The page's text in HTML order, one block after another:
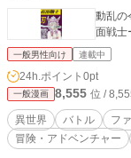
動乱の
面戦士
一般男性向け 連載中
24h.ポイント 0pt
一般漫画 8,555 位 /
異世界 バトル フ
冒険・アドベンチャー